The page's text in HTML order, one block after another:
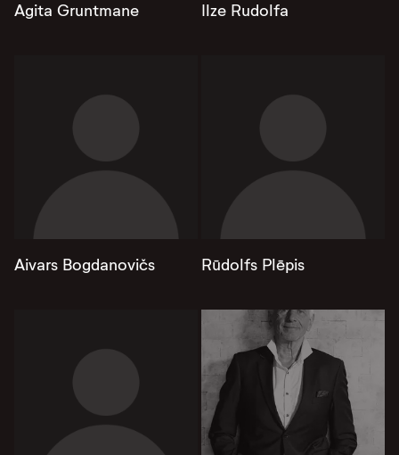
Agita Gruntmane Ilze Rudolfa
Aivars Bogdanovičs Rūdolfs Plēpis